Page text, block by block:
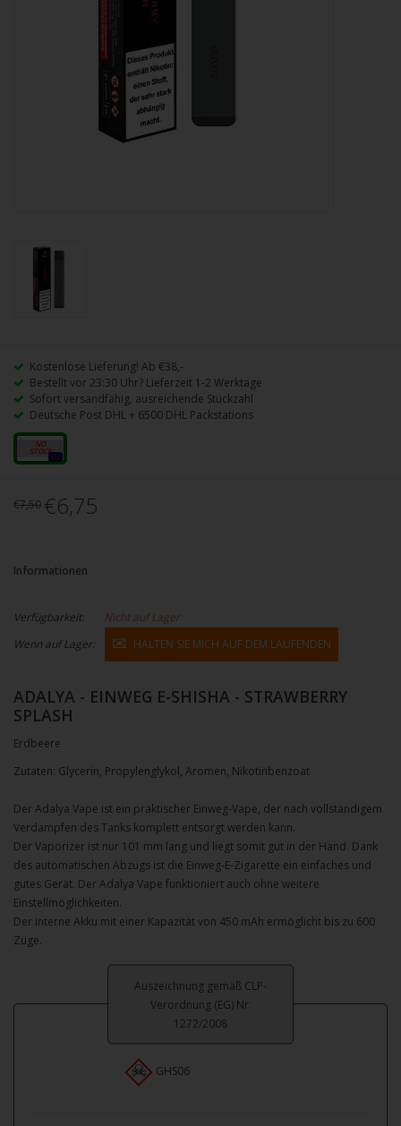
Kostenlose Lieferung! Ab €38,-
Bestellt vor 23:30 Uhr? Lieferzeit 1-2 Werktage
Sofort versandfähig, ausreichende Stückzahl
Deutsche Post DHL + 6500 DHL Packstations
12mg
0x
€7,50 €6,75
Informationen
Verfügbarkeit:
Nicht auf Lager
Wenn auf Lager:
HALTEN SIE MICH AUF DEM LAUFENDEN
ADALYA - EINWEG E-SHISHA - STRAWBERRY
SPLASH
Erdbeere
Zutaten: Glycerin, Propylenglykol, Aromen, Nikotinbenzoat
Der Adalya Vape ist ein praktischer Einweg-Vape, der nach vollständigem
Verdampfen des Tanks komplett entsorgt werden kann.
Der Vaporizer ist nur 101 mm lang und liegt somit gut in der Hand. Dank
des automatischen Abzugs ist die Einweg-E-Zigarette ein einfaches und
gutes Gerät. Der Adalya Vape funktioniert auch ohne weitere
Einstellmöglichkeiten.
Der interne Akku mit einer Kapazität von 450 mAh ermöglicht bis zu 600
Züge.
Auszeichnung gemäß CLP-
Verordnung (EG) Nr.
1272/2008
GHS06